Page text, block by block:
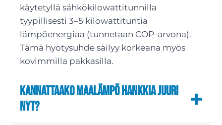
käytetyllä sähkökilowattitunnilla
tyypillisesti 3–5 kilowattituntia
lämpöenergiaa (tunnetaan COP-arvona).
Tämä hyötysuhde säilyy korkeana myös
kovimmilla pakkasilla.
Kannattaako maalämpö hankkia juuri
nyt?